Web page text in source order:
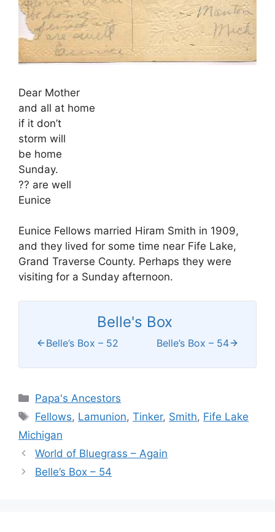
Dear Mother
and all at home
if it don’t
storm will
be home
Sunday.
?? are well
Eunice
Eunice Fellows married Hiram Smith in 1909,
and they lived for some time near Fife Lake,
Grand Traverse County. Perhaps they were
visiting for a Sunday afternoon.
Belle's Box
Belle’s Box – 52 Belle’s Box – 54
Categories
Papa's Ancestors
Tags
Fellows, Lamunion,Tinker, Smith, Fife Lake
Michigan
World of Bluegrass – Again
Belle’s Box – 54